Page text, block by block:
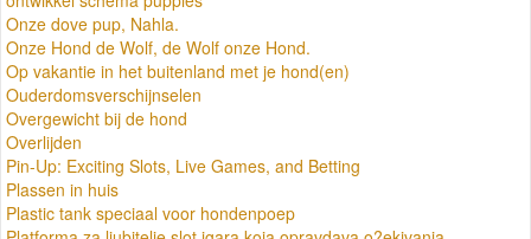
Onze dove pup, Nahla.
Onze Hond de Wolf, de Wolf onze Hond.
Op vakantie in het buitenland met je hond(en)
Ouderdomsverschijnselen
Overgewicht bij de hond
Overlijden
Pin-Up: Exciting Slots, Live Games, and Betting
Plassen in huis
Plastic tank speciaal voor hondenpoep